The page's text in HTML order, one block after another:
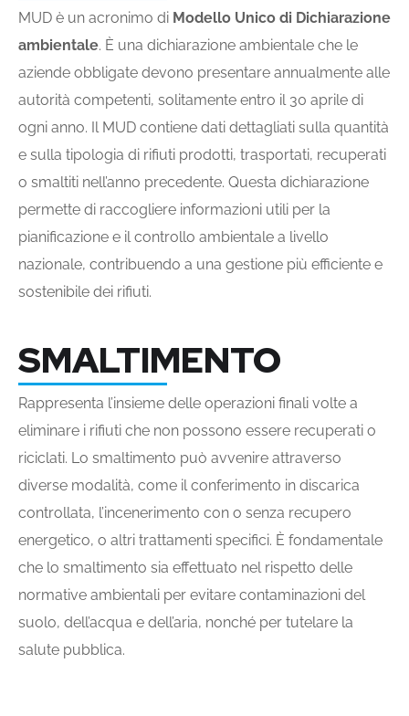
MUD è un acronimo di Modello Unico di Dichiarazione
ambientale. È una dichiarazione ambientale che le
aziende obbligate devono presentare annualmente alle
autorità competenti, solitamente entro il 30 aprile di
ogni anno. Il MUD contiene dati dettagliati sulla quantità
e sulla tipologia di rifiuti prodotti, trasportati, recuperati
o smaltiti nell’anno precedente. Questa dichiarazione
permette di raccogliere informazioni utili per la
pianificazione e il controllo ambientale a livello
nazionale, contribuendo a una gestione più efficiente e
sostenibile dei rifiuti.
SMALTIMENTO
Rappresenta l’insieme delle operazioni finali volte a
eliminare i rifiuti che non possono essere recuperati o
riciclati. Lo smaltimento può avvenire attraverso
diverse modalità, come il conferimento in discarica
controllata, l’incenerimento con o senza recupero
energetico, o altri trattamenti specifici. È fondamentale
che lo smaltimento sia effettuato nel rispetto delle
normative ambientali per evitare contaminazioni del
suolo, dell’acqua e dell’aria, nonché per tutelare la
salute pubblica.